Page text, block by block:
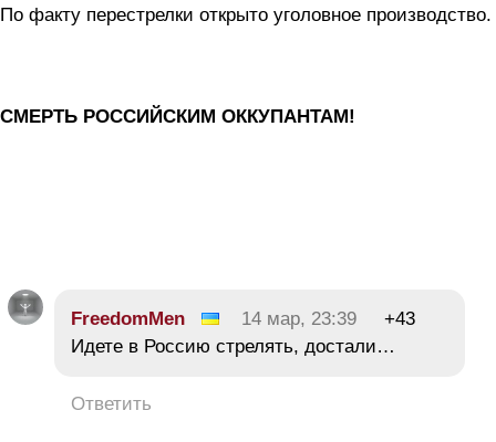
По факту перестрелки открыто уголовное производство.
СМЕРТЬ РОССИЙСКИМ ОККУПАНТАМ!
FreedomMen 14 мар, 23:39
+43
Идете в Россию стрелять, достали…
Ответить